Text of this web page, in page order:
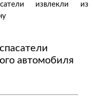
извлекли из
автомобиля